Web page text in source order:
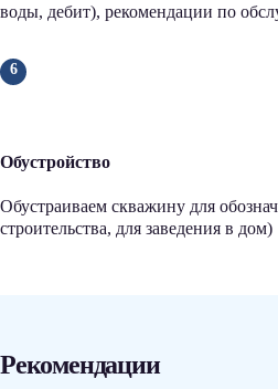
воды, дебит), рекомендации по
Обустройство
Обустраиваем скважину для
строительства, для заведения в дом)
Рекомендации